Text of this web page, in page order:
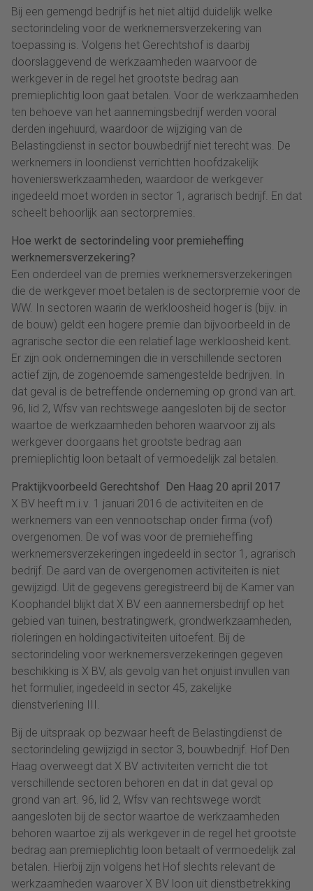
Bij een gemengd bedrijf is het niet altijd duidelijk welke
sectorindeling voor de werknemersverzekering van
toepassing is. Volgens het Gerechtshof is daarbij
doorslaggevend de werkzaamheden waarvoor de
werkgever in de regel het grootste bedrag aan
premieplichtig loon gaat betalen. Voor de werkzaamheden
ten behoeve van het aannemingsbedrijf werden vooral
derden ingehuurd, waardoor de wijziging van de
Belastingdienst in sector bouwbedrijf niet terecht was. De
werknemers in loondienst verrichtten hoofdzakelijk
hovenierswerkzaamheden, waardoor de werkgever
ingedeeld moet worden in sector 1, agrarisch bedrijf. En dat
scheelt behoorlijk aan sectorpremies.
Hoe werkt de sectorindeling voor premieheffing
werknemersverzekering?
Een onderdeel van de premies werknemersverzekeringen
die de werkgever moet betalen is de sectorpremie voor de
WW. In sectoren waarin de werkloosheid hoger is (bijv. in
de bouw) geldt een hogere premie dan bijvoorbeeld in de
agrarische sector die een relatief lage werkloosheid kent.
Er zijn ook ondernemingen die in verschillende sectoren
actief zijn, de zogenoemde samengestelde bedrijven. In
dat geval is de betreffende onderneming op grond van art.
96, lid 2, Wfsv van rechtswege aangesloten bij de sector
waartoe de werkzaamheden behoren waarvoor zij als
werkgever doorgaans het grootste bedrag aan
premieplichtig loon betaalt of vermoedelijk zal betalen.
Praktijkvoorbeeld Gerechtshof Den Haag 20 april 2017
X BV heeft m.i.v. 1 januari 2016 de activiteiten en de
werknemers van een vennootschap onder firma (vof)
overgenomen. De vof was voor de premieheffing
werknemersverzekeringen ingedeeld in sector 1, agrarisch
bedrijf. De aard van de overgenomen activiteiten is niet
gewijzigd. Uit de gegevens geregistreerd bij de Kamer van
Koophandel blijkt dat X BV een aannemersbedrijf op het
gebied van tuinen, bestratingwerk, grondwerkzaamheden,
rioleringen en holdingactiviteiten uitoefent. Bij de
sectorindeling voor werknemersverzekeringen gegeven
beschikking is X BV, als gevolg van het onjuist invullen van
het formulier, ingedeeld in sector 45, zakelijke
dienstverlening III.
Bij de uitspraak op bezwaar heeft de Belastingdienst de
sectorindeling gewijzigd in sector 3, bouwbedrijf. Hof Den
Haag overweegt dat X BV activiteiten verricht die tot
verschillende sectoren behoren en dat in dat geval op
grond van art. 96, lid 2, Wfsv van rechtswege wordt
aangesloten bij de sector waartoe de werkzaamheden
behoren waartoe zij als werkgever in de regel het grootste
bedrag aan premieplichtig loon betaalt of vermoedelijk zal
betalen. Hierbij zijn volgens het Hof slechts relevant de
werkzaamheden waarover X BV loon uit dienstbetrekking